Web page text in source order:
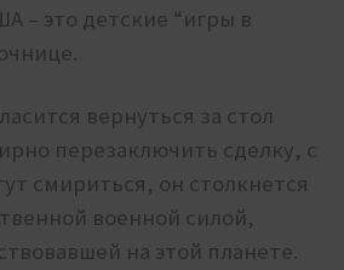
– это детские “игры в
вернуться за стол
перезаключить сделку, с
смириться, он столкнется
военной силой,
на этой планете.